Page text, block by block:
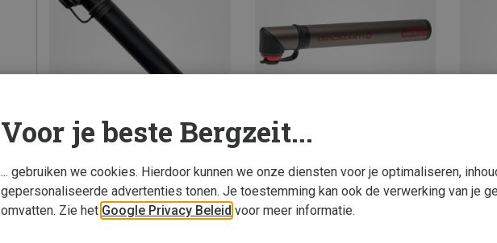
Je bespaart 18% Je bespaart 18% Je
Voor je beste Bergzeit...
... gebruiken we cookies. Hierdoor kunnen we onze diensten voor je optimaliseren,
gepersonaliseerde advertenties tonen. Je toestemming kan ook de verwerking van je
omvatten. Zie het Google Privacy Beleid voor meer informatie.